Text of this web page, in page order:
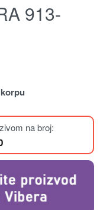
913-
na broj: